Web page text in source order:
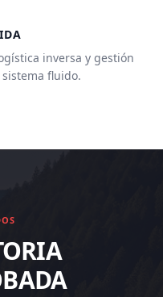
inversa y gestión
fluido.